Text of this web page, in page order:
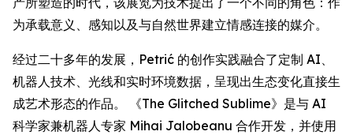
为承载意义、感知以及与自然世界建立情感连接的媒介。
经过二十多年的发展，Petrić 的创作实践融合了定制 AI、
机器人技术、光线和实时环境数据，呈现出生态变化直接生
成艺术形态的作品。 《The Glitched Sublime》是与 AI
科学家兼机器人专家 Mihai Jalobeanu 合作开发，并使用